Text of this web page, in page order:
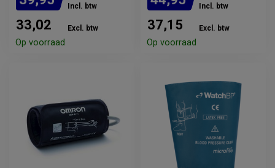
Incl. btw
33,02 Excl. btw
Op voorraad
Incl. btw
37,15 Excl. btw
Op voorraad